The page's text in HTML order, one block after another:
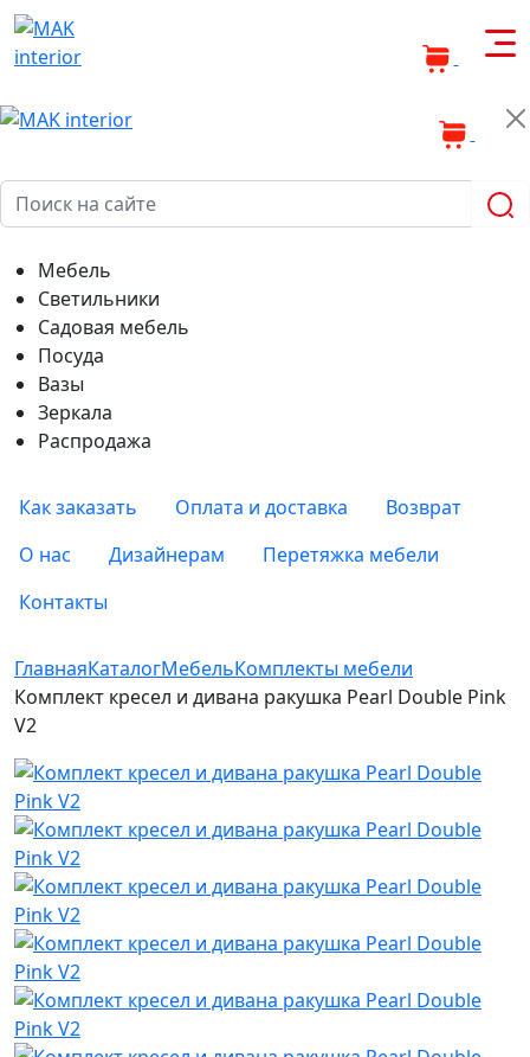
Мебель
Светильники
Садовая мебель
Посуда
Вазы
Зеркала
Распродажа
Как заказать Оплата и доставка
Возврат
О нас
Дизайнерам
Перетяжка мебели
Контакты
ГлавнаяКаталогМебельКомплекты мебели
Комплект кресел и дивана ракушка Pearl Double Pink
V2